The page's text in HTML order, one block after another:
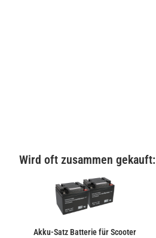
Wird oft zusammen gekauft:
Akku-Satz Batterie für Scooter